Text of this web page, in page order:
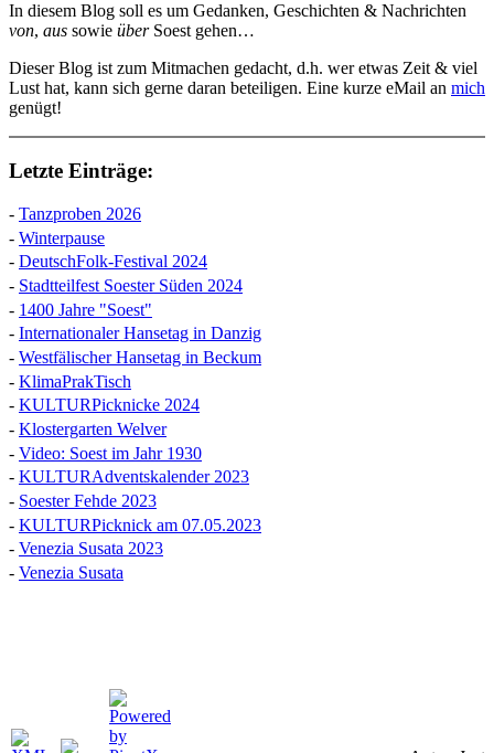
In diesem Blog soll es um Gedanken, Geschichten & Nachrichten
von, aus sowie überSoest gehen…
Dieser Blog ist zum Mitmachen gedacht, d.h. wer etwas Zeit & viel
Lust hat, kann sich gerne daran beteiligen. Eine kurze eMail an mich
genügt!
Letzte Einträge:
- Tanzproben 2026
- Winterpause
- DeutschFolk-Festival 2024
- Stadtteilfest Soester Süden 2024
- 1400 Jahre "Soest"
- Internationaler Hansetag in Danzig
- Westfälischer Hansetag in Beckum
- KlimaPrakTisch
- KULTURPicknicke 2024
- Klostergarten Welver
- Video: Soest im Jahr 1930
- KULTURAdventskalender 2023
- Soester Fehde 2023
- KULTURPicknick am 07.05.2023
- Venezia Susata 2023
- Venezia Susata